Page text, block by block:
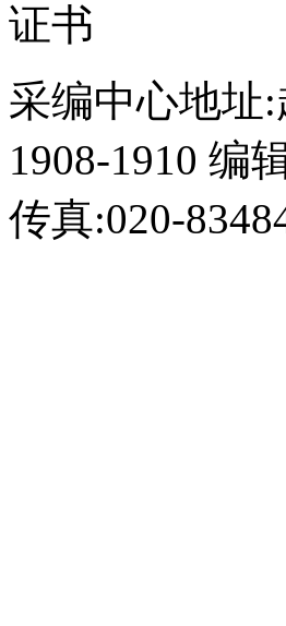
证书
采编中心地址
1908-1910 编
传真:020-